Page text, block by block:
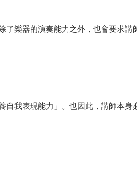
樂器的演奏能力之外，也會要求講
我表現能力」。也因此，講師本